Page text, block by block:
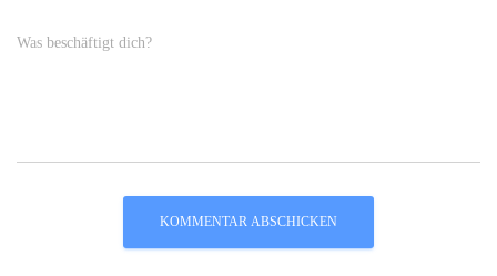
Was beschäftigt dich?